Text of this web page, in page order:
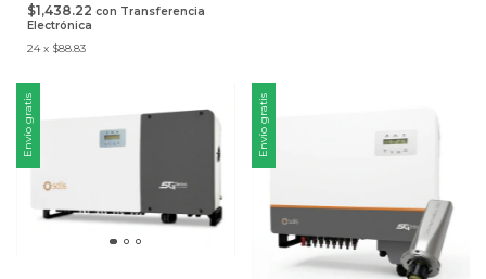
$1,438.22 con Transferencia
Electrónica
24 x $88.83
Envío gratis Envío gratis